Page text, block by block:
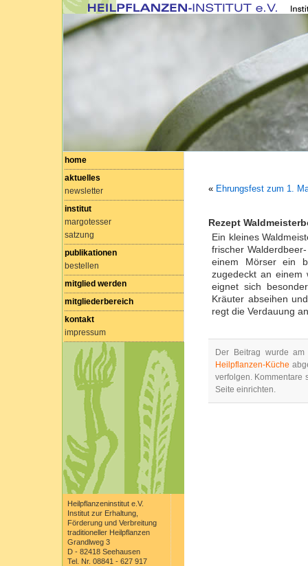
home
aktuelles
newsletter
institut
margotesser
satzung
publikationen
bestellen
mitglied werden
mitgliederbereich
kontakt
impressum
Heilpflanzeninstitut e.V.
Institut zur Erhaltung,
Förderung und Verbreitung
traditioneller Heilpflanzen
Grandlweg 3
D - 82418 Seehausen
Tel. Nr. 08841 - 627 917
« Ehrungsfest zum 1.
Rezept
Ein kleines
frischer
einem Mörser ein
zugedeckt an einem
eignet sich
Kräuter abseihen
regt die Verdauung
Der Beitrag wurde
Heilpflanzen-Küche
verfolgen. Kommentare
Seite einrichten.